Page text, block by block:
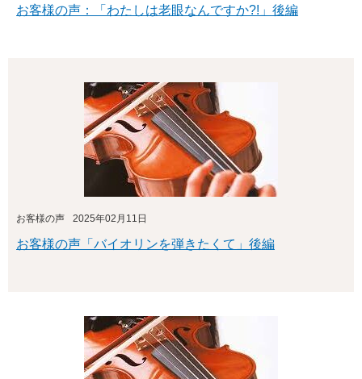
お客様の声：「わたしは老眼なんですか?!」後編
お客様の声 2025年02月11日
お客様の声「バイオリンを弾きたくて」後編